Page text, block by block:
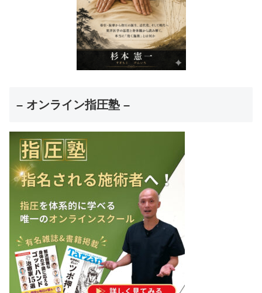
– オンライン指圧塾 –